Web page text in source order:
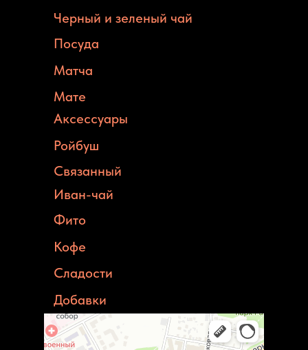
Матча
Кофе
Мате
Сладости
Черный и зеленый чай
Иван-чай
Ройбуш
Добавки
Посуда
Фито
Связанный
Аксессуары